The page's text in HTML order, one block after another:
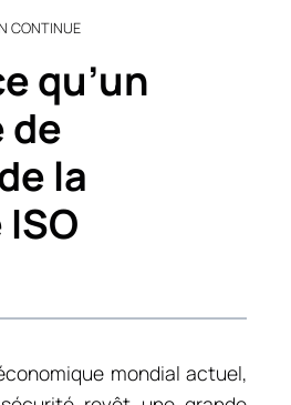
CONTINUE
qu’un
de
la
mondial actuel,